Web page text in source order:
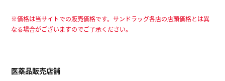
※価格は当サイトでの販売価格です。サンドラッグ各店の店頭価格とは異
なる場合がございますのでご了承ください。
医薬品販売店舗